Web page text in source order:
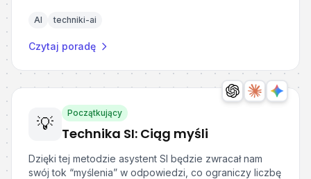
AI techniki-ai
Czytaj poradę
💡
Początkujący
Technika SI: Ciąg myśli
Dzięki tej metodzie asystent SI będzie zwracał nam
swój tok “myślenia” w odpowiedzi, co ograniczy liczbę